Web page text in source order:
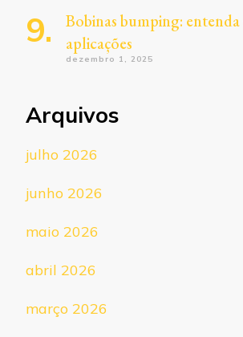
Bobinas bumping: entenda
aplicações
dezembro 1, 2025
Arquivos
julho 2026
junho 2026
maio 2026
abril 2026
março 2026